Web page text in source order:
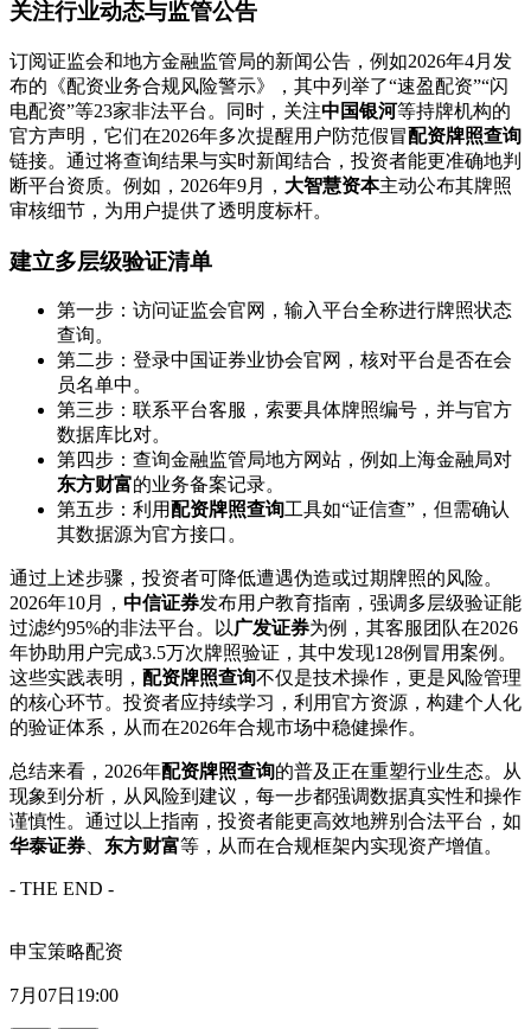
关注行业动态与监管公告
订阅证监会和地方金融监管局的新闻公告，例如2026年4月发
布的《配资业务合规风险警示》，其中列举了“速盈配资”“闪
电配资”等23家非法平台。同时，关注中国银河等持牌机构的
官方声明，它们在2026年多次提醒用户防范假冒配资牌照查询
链接。通过将查询结果与实时新闻结合，投资者能更准确地判
断平台资质。例如，2026年9月， 大智慧资本主动公布其牌照
审核细节，为用户提供了透明度标杆。
建立多层级验证清单
第一步：访问证监会官网，输入平台全称进行牌照状态
查询。
第二步：登录中国证券业协会官网，核对平台是否在会
员名单中。
第三步：联系平台客服，索要具体牌照编号，并与官方
数据库比对。
第四步：查询金融监管局地方网站，例如上海金融局对
东方财富的业务备案记录。
第五步：利用配资牌照查询工具如“证信查”，但需确认
其数据源为官方接口。
通过上述步骤，投资者可降低遭遇伪造或过期牌照的风险。
2026年10月， 中信证券发布用户教育指南，强调多层级验证能
过滤约95%的非法平台。以 广发证券为例，其客服团队在2026
年协助用户完成3.5万次牌照验证，其中发现128例冒用案例。
这些实践表明， 配资牌照查询不仅是技术操作，更是风险管理
的核心环节。投资者应持续学习，利用官方资源，构建个人化
的验证体系，从而在2026年合规市场中稳健操作。
总结来看，2026年配资牌照查询的普及正在重塑行业生态。从
现象到分析，从风险到建议，每一步都强调数据真实性和操作
谨慎性。通过以上指南，投资者能更高效地辨别合法平台，如
华泰证券
东方财富等，从而在合规框架内实现资产增值。
- THE END -
申宝策略配资
7月07日19:00